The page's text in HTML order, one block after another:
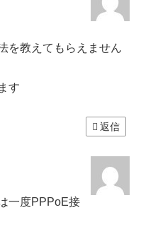
を教えてもらえません
す
返信
一度PPPoE接